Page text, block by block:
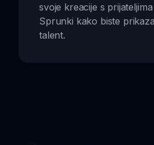
svoje kreacije s
Sprunki kako biste
talent.